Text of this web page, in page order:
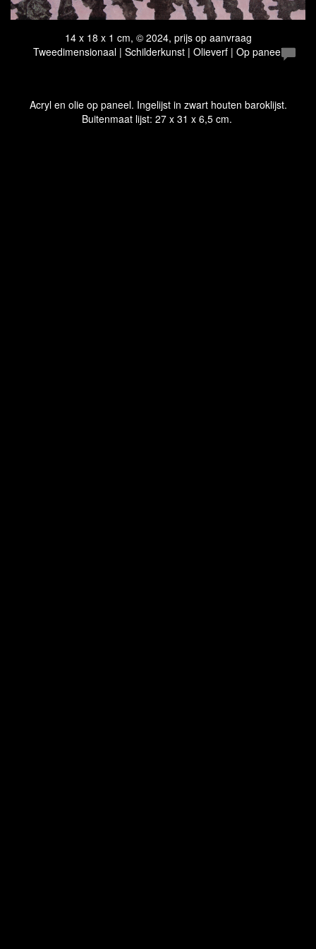
14 x 18 x 1 cm, © 2024, prijs op aanvraag
Tweedimensionaal | Schilderkunst | Olieverf | Op paneel
Acryl en olie op paneel. Ingelijst in zwart houten baroklijst.
Buitenmaat lijst: 27 x 31 x 6,5 cm.